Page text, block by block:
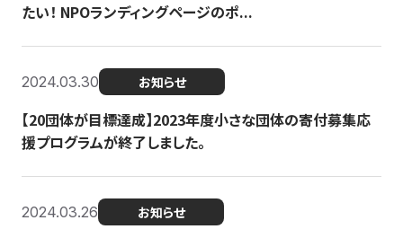
たい！ NPOランディングページのポ...
2024.03.30 お知らせ
【20団体が目標達成】2023年度小さな団体の寄付募集応
援プログラムが終了しました。
2024.03.26 お知らせ